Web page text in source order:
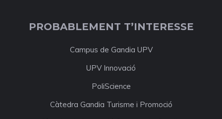
PROBABLEMENT T’INTERESSE
Campus de Gandia UPV
UPV Innovació
PoliScience
Càtedra Gandia Turisme i Promoció